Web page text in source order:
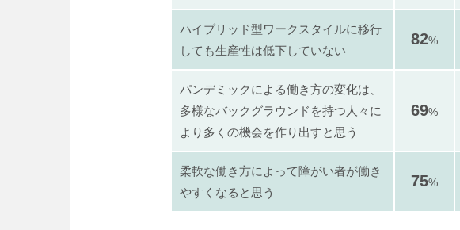
ハイブリッド型ワークスタイルに移行
しても生産性は低下していない
82%
パンデミックによる働き方の変化は、
多様なバックグラウンドを持つ人々に
より多くの機会を作り出すと思う
69%
柔軟な働き方によって障がい者が働き
やすくなると思う
75%